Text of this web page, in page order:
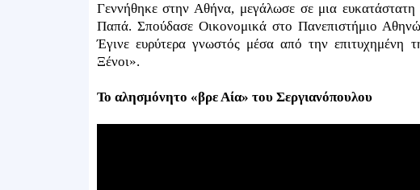
Γεννήθηκε στην Αθήνα, μεγάλωσε σε μια ευκατάστατη
Παπά. Σπούδασε Οικονομικά στο Πανεπιστήμιο
Έγινε ευρύτερα γνωστός μέσα από την επιτυχημένη
Ξένοι».
Το αλησμόνητο «βρε Αία» του Σεργιανόπουλου